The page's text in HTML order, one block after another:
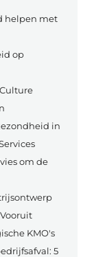
helpen met
op
in
om de
KMO's
5